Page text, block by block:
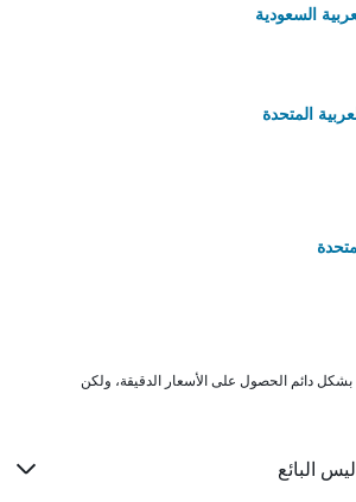
السعودية
المتحدة